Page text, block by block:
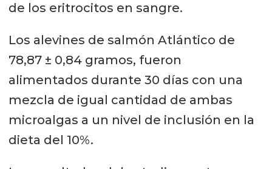
de los eritrocitos en sangre.
Los alevines de salmón Atlántico de
78,87 ± 0,84 gramos, fueron
alimentados durante 30 días con una
mezcla de igual cantidad de ambas
microalgas a un nivel de inclusión en la
dieta del 10%.